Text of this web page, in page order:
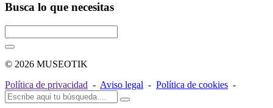
Busca lo que necesitas
© 2026 MUSEOTIK
Política de privacidad - Aviso legal - Política de cookies -